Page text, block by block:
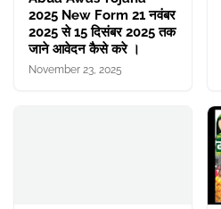
2025 New Form 21 नवंबर
2025 से 15 दिसंबर 2025 तक
जाने आवेदन कैसे करे ।
November 23, 2025